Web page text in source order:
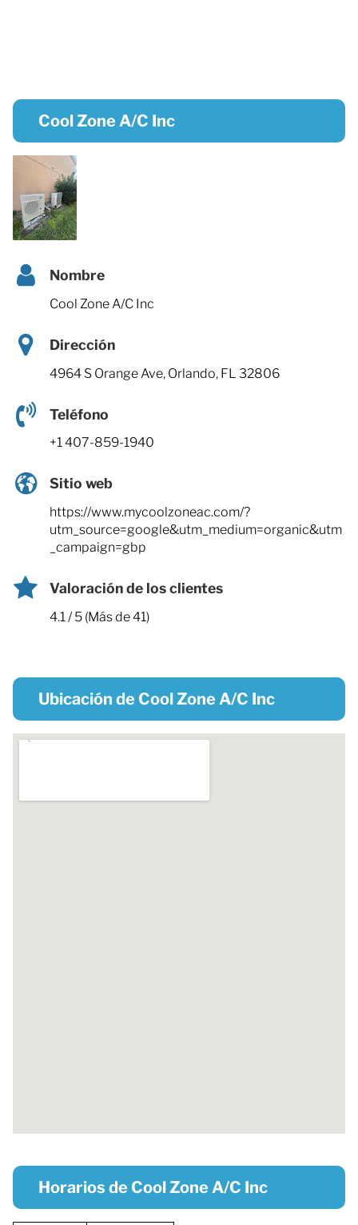
Cool Zone A/C Inc
Nombre
Cool Zone A/C Inc
Dirección
4964 S Orange Ave, Orlando, FL 32806
Teléfono
+1 407-859-1940
Sitio web
https://www.mycoolzoneac.com/?
utm_source=google&utm_medium=organic&utm
_campaign=gbp
Valoración de los clientes
4.1 / 5 (Más de 41)
Ubicación de Cool Zone A/C Inc
Horarios de Cool Zone A/C Inc